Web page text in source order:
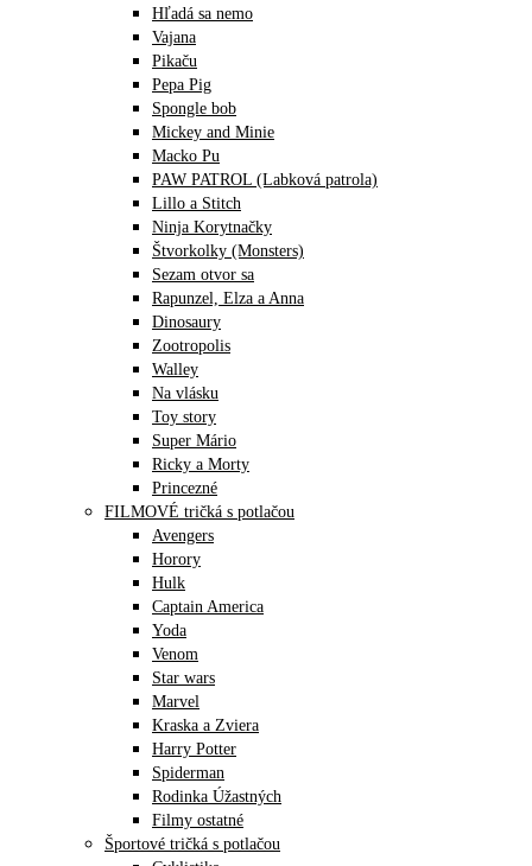
Hľadá sa nemo
Vajana
Pikaču
Pepa Pig
Spongle bob
Mickey and Minie
Macko Pu
PAW PATROL (Labková patrola)
Lillo a Stitch
Ninja Korytnačky
Štvorkolky (Monsters)
Sezam otvor sa
Rapunzel, Elza a Anna
Dinosaury
Zootropolis
Walley
Na vlásku
Toy story
Super Mário
Ricky a Morty
Princezné
FILMOVÉ tričká s potlačou
Avengers
Horory
Hulk
Captain America
Yoda
Venom
Star wars
Marvel
Kraska a Zviera
Harry Potter
Spiderman
Rodinka Úžastných
Filmy ostatné
Športové tričká s potlačou